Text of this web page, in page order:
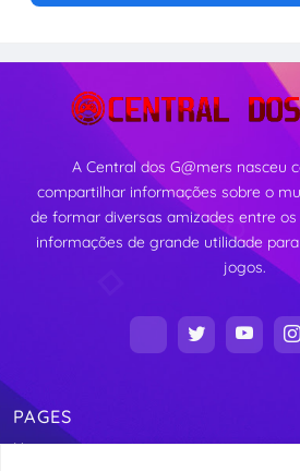
A Central dos G@mers nasceu
compartilhar informações sobre o
de formar diversas amizades entre
informações de grande utilidade
jogos.
PAGES
Home